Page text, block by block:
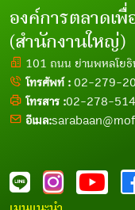
องค์การตลาดเ
(สำนักงานใหญ่)
101 ถนน ย่านพหลโยธิ
โทรศัพท์ : 02-279-
โทรสาร :02-278-
อีเมล: